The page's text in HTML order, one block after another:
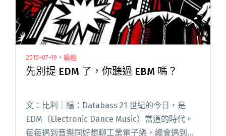
2015-07-19・議題
先別提 EDM 了，你聽過 EBM 嗎？
文：比利｜編：Databass 21 世紀的今日，是
EDM（Electronic Dance Music）當道的時代。
每每遇到音樂同好想聊工業電子樂，總會遇到一